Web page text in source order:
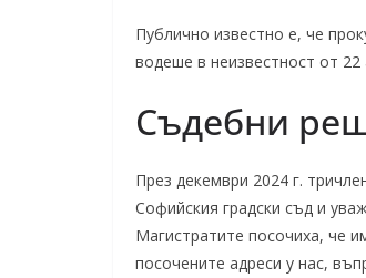
Публично известно е, че
водеше в неизвестност от 22
Съдебни
През декември 2024 г.
Софийския градски съд и
Магистратите посочиха, че
посочените адреси у нас,